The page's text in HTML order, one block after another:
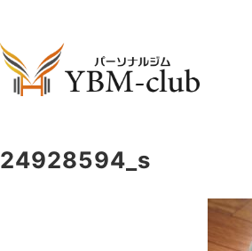
24928594_s